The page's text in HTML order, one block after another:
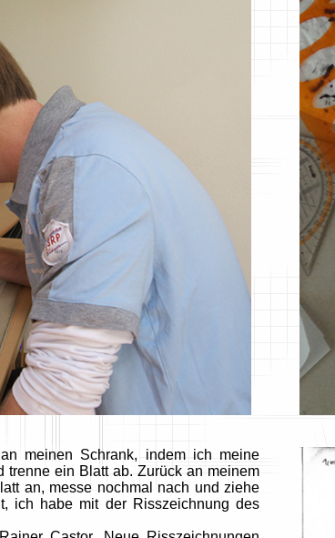
meinen Schrank, indem ich meine
ein Blatt ab. Zurück an meinem
an, messe nochmal nach und ziehe
ich habe mit der Risszeichnung des